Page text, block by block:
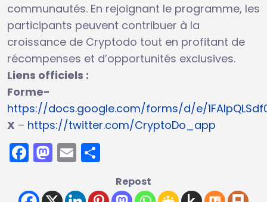
communautés. En rejoignant le programme, les
participants peuvent contribuer à la
croissance de Cryptodo tout en profitant de
récompenses et d’opportunités exclusives.
Liens officiels :
Forme-
https://docs.google.com/forms/d/e/
X – https://twitter.com/CryptoDo_app
Facebook
Mastodon
Email
Repost